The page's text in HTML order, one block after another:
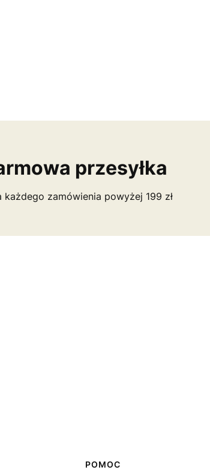
przesyłka
każdego zamówienia powyżej 199 zł
POMOC